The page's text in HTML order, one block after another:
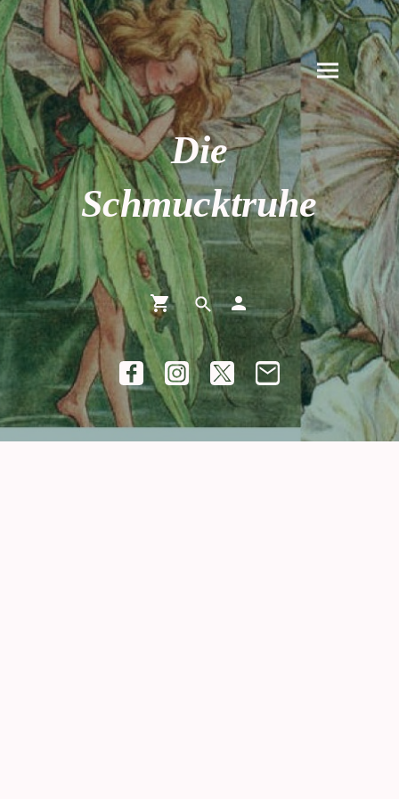
Die
Schmucktruhe